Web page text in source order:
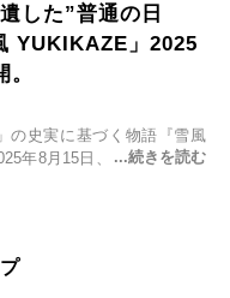
した”普通の日
YUKIKAZE」2025
の史実に基づく物語『雪風
年8月15日、全国公開され
き抜き「幸運艦」と呼ばれ